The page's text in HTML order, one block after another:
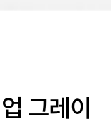
그레이